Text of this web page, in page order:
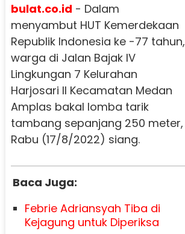
bulat.co.id - Dalam
menyambut HUT Kemerdekaan
Republik Indonesia ke -77 tahun,
warga di Jalan Bajak IV
Lingkungan 7 Kelurahan
Harjosari II Kecamatan Medan
Amplas bakal lomba tarik
tambang sepanjang 250 meter,
Rabu (17/8/2022) siang.
Baca Juga:
Febrie Adriansyah Tiba di
Kejagung untuk Diperiksa